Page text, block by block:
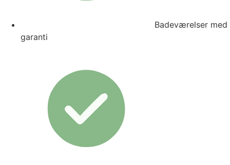
Badeværelser med
garanti